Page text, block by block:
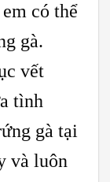
có thể
gà.
vết
tình
gà tại
và luôn